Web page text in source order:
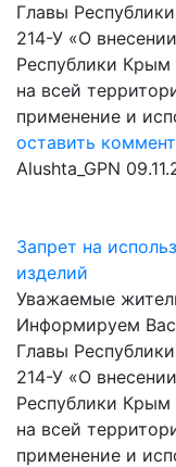
Главы
214-У «О
Республики
на всей
применение и
оставить
Alushta_GPN
Запрет на
изделий
Уважаемые
Информируем
Главы
214-У «О
Республики
на всей
применение и